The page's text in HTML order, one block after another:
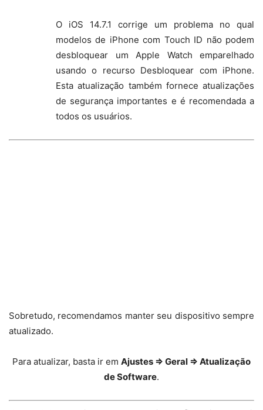
O iOS 14.7.1 corrige um problema no qual
modelos de iPhone com Touch ID não podem
desbloquear um Apple Watch emparelhado
usando o recurso Desbloquear com iPhone.
Esta atualização também fornece atualizações
de segurança importantes e é recomendada a
todos os usuários.
Sobretudo, recomendamos manter seu dispositivo sempre
atualizado.
Para atualizar, basta ir em Ajustes ⇒ Geral ⇒ Atualização
de Software.